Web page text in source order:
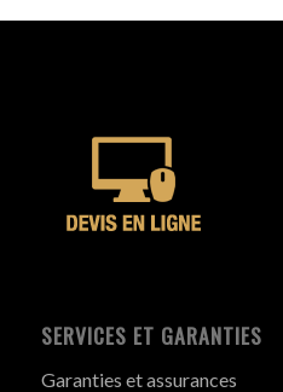
SERVICES ET GARANTIES
Garanties et assurances